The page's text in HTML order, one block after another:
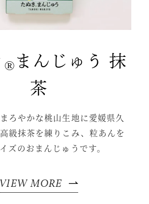
® まんじゅう 抹
茶
ろやかな桃山生地に愛媛県久
級抹茶を練りこみ、粒あんを
ズのおまんじゅうです。
VIEW MORE